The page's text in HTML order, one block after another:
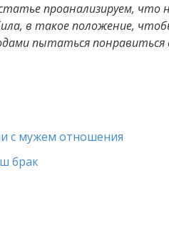
проанализируем, что
в такое положение,
пытаться понравиться
с мужем отношения
брак